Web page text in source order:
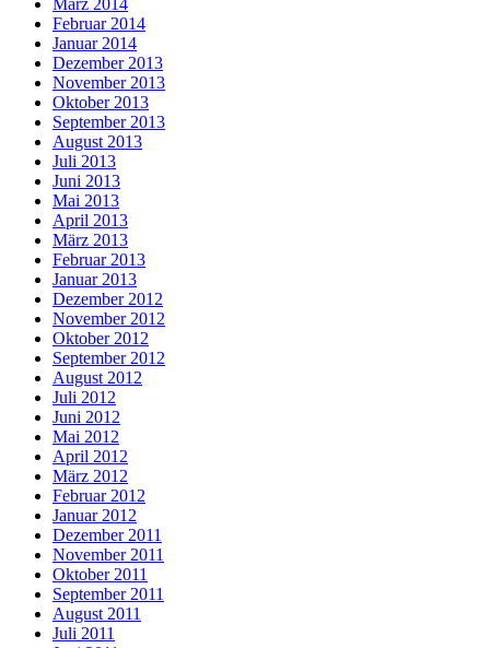
März 2014
Februar 2014
Januar 2014
Dezember 2013
November 2013
Oktober 2013
September 2013
August 2013
Juli 2013
Juni 2013
Mai 2013
April 2013
März 2013
Februar 2013
Januar 2013
Dezember 2012
November 2012
Oktober 2012
September 2012
August 2012
Juli 2012
Juni 2012
Mai 2012
April 2012
März 2012
Februar 2012
Januar 2012
Dezember 2011
November 2011
Oktober 2011
September 2011
August 2011
Juli 2011